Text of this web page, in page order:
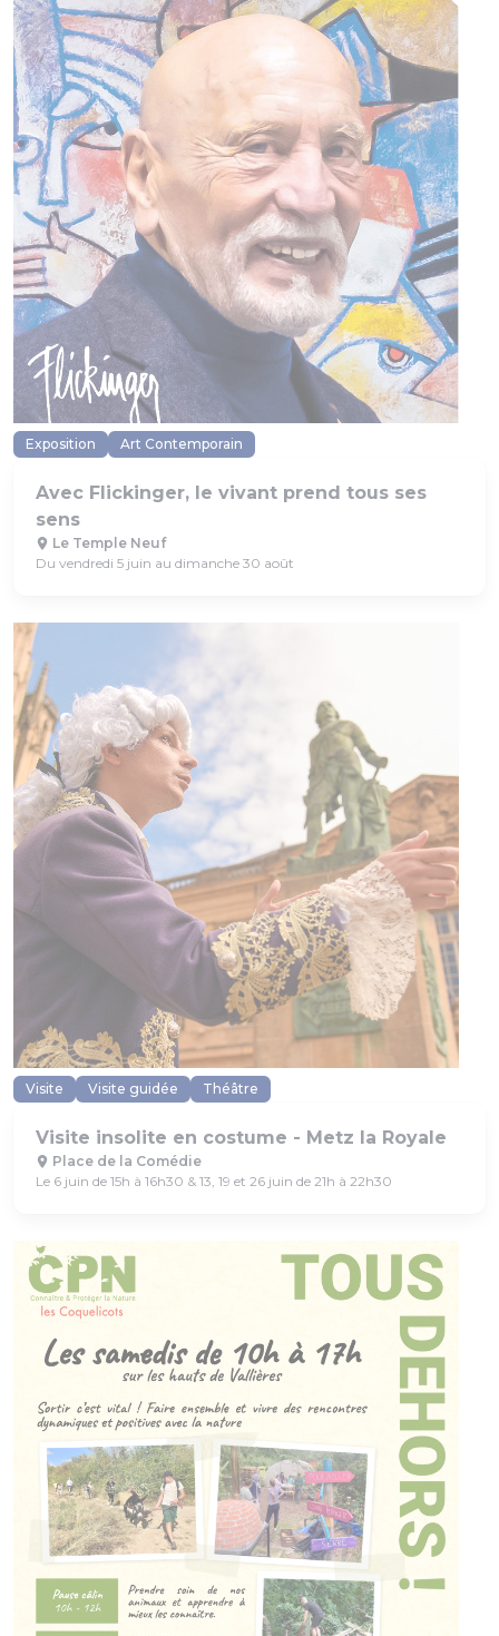
Exposition Art Contemporain
Avec Flickinger, le vivant prend tous ses
sens
Le Temple Neuf
Du vendredi 5 juin au dimanche 30 août
Visite Visite guidée Théâtre
Visite insolite en costume - Metz la Royale
Place de la Comédie
Le 6 juin de 15h à 16h30 & 13, 19 et 26 juin de 21h à 22h30